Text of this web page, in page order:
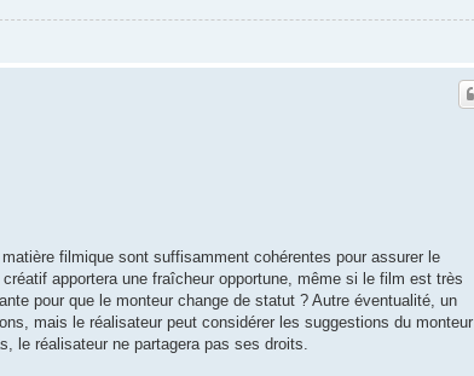
filmique sont suffisamment cohérentes pour assurer le
apportera une fraîcheur opportune, même si le film est très
pour que le monteur change de statut ? Autre éventualité, un
mais le réalisateur peut considérer les suggestions du monteur
le réalisateur ne partagera pas ses droits.